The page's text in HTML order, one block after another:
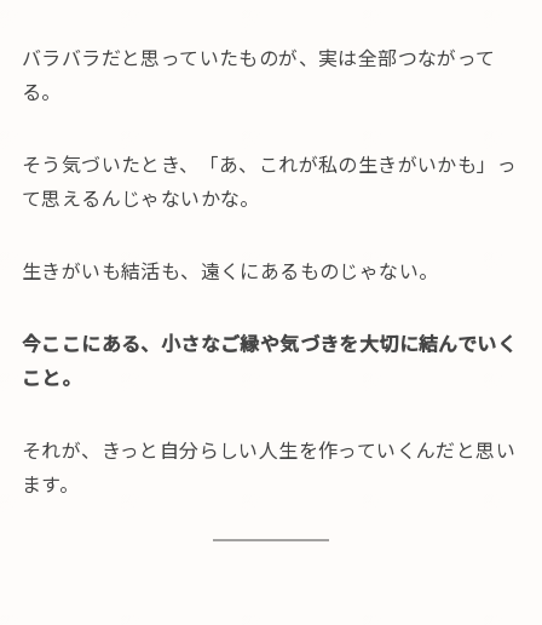
バラバラだと思っていたものが、実は全部つながって
る。
そう気づいたとき、「あ、これが私の生きがいかも」っ
て思えるんじゃないかな。
生きがいも結活も、遠くにあるものじゃない。
今ここにある、小さなご縁や気づきを大切に結んでいく
こと。
それが、きっと自分らしい人生を作っていくんだと思い
ます。